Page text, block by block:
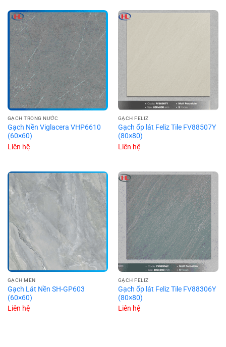
GẠCH TRONG NƯỚC
Gạch Nền Viglacera VHP6610
(60×60)
Liên hệ
GẠCH FELIZ
Gạch ốp lát Feliz Tile FV88507Y
(80×80)
Liên hệ
GẠCH MEN
Gạch Lát Nền SH-GP603
(60×60)
Liên hệ
GẠCH FELIZ
Gạch ốp lát Feliz Tile FV88306Y
(80×80)
Liên hệ